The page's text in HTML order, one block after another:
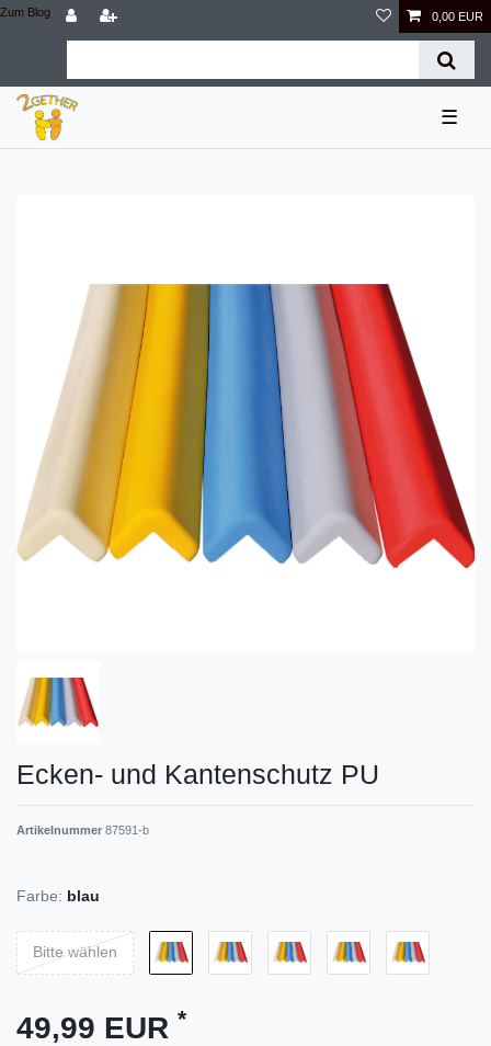
Zum Blog 0,00 EUR
☰
Ecken- und Kantenschutz PU
Artikelnummer 87591-b
Farbe: blau
Bitte wählen
49,99 EUR *